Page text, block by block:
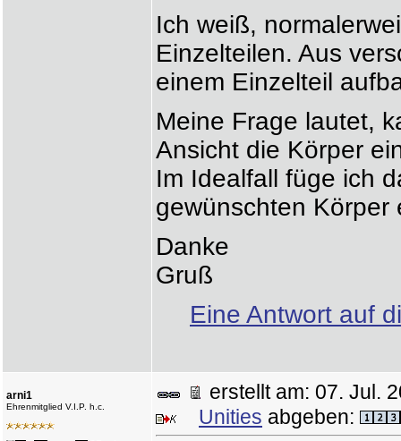
Ich weiß,
Einzelteilen. Aus
einem Einzelteil
Meine Frage lautet,
Ansicht die Körper
Im Idealfall füge ich
gewünschten Körper
Danke
Gruß
Eine Antwort auf
arni1
Ehrenmitglied V.I.P. h.c.
erstellt am: 07.
Unities abgeben: